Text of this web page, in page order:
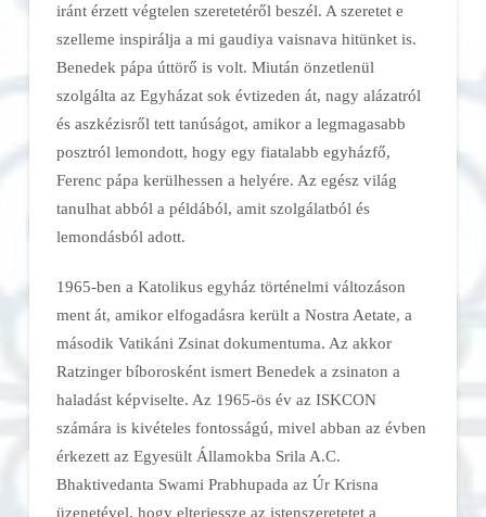
iránt érzett végtelen szeretetéről beszél. A szeretet e
szelleme inspirálja a mi gaudiya vaisnava hitünket is.
Benedek pápa úttörő is volt. Miután önzetlenül
szolgálta az Egyházat sok évtizeden át, nagy alázatról
és aszkézisről tett tanúságot, amikor a legmagasabb
posztról lemondott, hogy egy fiatalabb egyházfő,
Ferenc pápa kerülhessen a helyére. Az egész világ
tanulhat abból a példából, amit szolgálatból és
lemondásból adott.
1965-ben a Katolikus egyház történelmi változáson
ment át, amikor elfogadásra került a Nostra Aetate, a
második Vatikáni Zsinat dokumentuma. Az akkor
Ratzinger bíborosként ismert Benedek a zsinaton a
haladást képviselte. Az 1965-ös év az ISKCON
számára is kivételes fontosságú, mivel abban az évben
érkezett az Egyesült Államokba Srila A.C.
Bhaktivedanta Swami Prabhupada az Úr Krisna
üzenetével, hogy elterjessze az istenszeretetet a